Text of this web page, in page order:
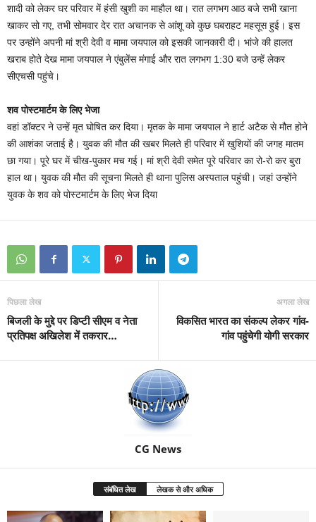
शादी को लेकर घर परिवार में हंसी खुशी का माहौल था। रात लगभग आठ बजे सभी खाना
खाकर सो गए, तभी सोमवार देर रात अचानक से आंशू को कुछ घबराहट महसूस हुई। इस
पर उन्होंने अपनी मां श्री देवी व मामा जयपाल को इसकी जानकारी दी। भांजे की हालत
खराब होते देख मामा जयपाल ने एंबुलेंस मंगाई और रात लगभग 1:30 बजे उन्हें लेकर
सीएचसी पहुंचे।
शव पोस्टमार्टम के लिए भेजा
वहां डॉक्टर ने उन्हें मृत घोषित कर दिया। मृतक के मामा जयपाल ने हार्ट अटैक से मौत होने
की आशंका जताई है। युवक की मौत की खबर मिलते ही परिवार में खुशियों की जगह मातम
छा गया। पूरे घर में चीख-पुकार मच गई। मां श्री देवी समेत पूरे परिवार का रो-रो कर बुरा
हाल था। युवक की मौत की सूचना मिलते ही थाना पुलिस अस्पताल पहुंची। जहां उन्होंने
युवक के शव को पोस्टमार्टम के लिए भेज दिया
पिछला लेख
बिजली के मुद्दे पर डिप्टी सीएम व नेता
प्रतिपक्ष अखिलेश में तकरार…
अगला लेख
विकसित भारत का संकल्प लेकर गांव-
गांव पहुंचेगी योगी सरकार
CG News
संबंधित लेख लेखक से और अधिक